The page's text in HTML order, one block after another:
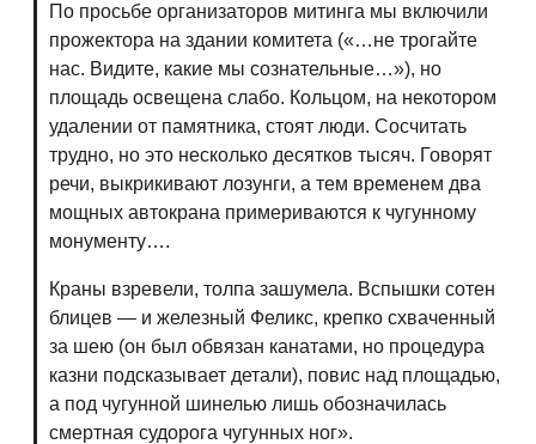
По просьбе организаторов митинга мы включили
прожектора на здании комитета («…не трогайте
нас. Видите, какие мы сознательные…»), но
площадь освещена слабо. Кольцом, на некотором
удалении от памятника, стоят люди. Сосчитать
трудно, но это несколько десятков тысяч. Говорят
речи, выкрикивают лозунги, а тем временем два
мощных автокрана примериваются к чугунному
монументу….
Краны взревели, толпа зашумела. Вспышки сотен
блицев — и железный Феликс, крепко схваченный
за шею (он был обвязан канатами, но процедура
казни подсказывает детали), повис над площадью,
а под чугунной шинелью лишь обозначилась
смертная судорога чугунных ног».